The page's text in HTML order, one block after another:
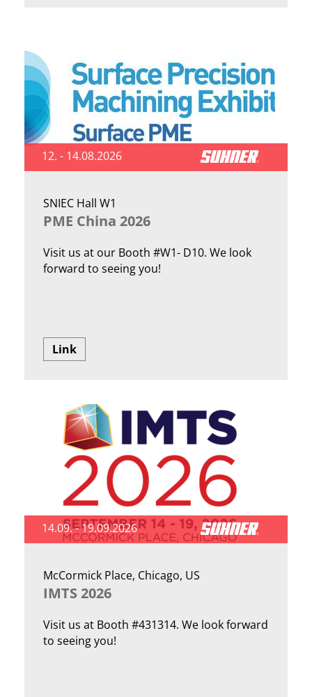
12. - 14.08.2026
SNIEC Hall W1
PME China 2026
Visit us at our Booth #W1- D10. We look
forward to seeing you!
Link
14.09. - 19.09.2026
McCormick Place, Chicago, US
IMTS 2026
Visit us at Booth #431314. We look forward
to seeing you!